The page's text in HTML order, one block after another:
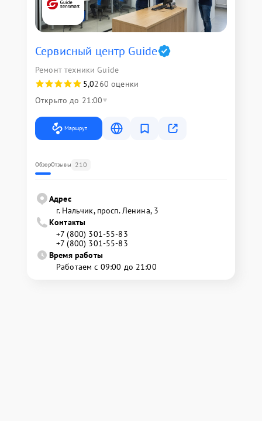
Сервисный центр Guide
Ремонт техники Guide
5,0260 оценки
Открыто до 21:00
Маршрут
ОбзорОтзывы 210
Адрес
г. Нальчик, просп. Ленина, 3
Контакты
+7 (800) 301-55-83
+7 (800) 301-55-83
Время работы
Работаем с 09:00 до 21:00